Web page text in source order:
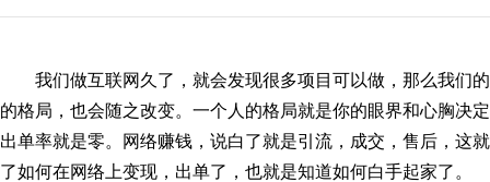
我们做互联网久了，就会发现很多项目可以做，那么我们
的格局，也会随之改变。一个人的格局就是你的眼界和心胸决
出单率就是零。网络赚钱，说白了就是引流，成交，售后，这
了如何在网络上变现，出单了，也就是知道如何白手起家了。